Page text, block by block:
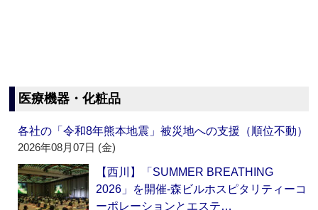
医療機器・化粧品
各社の「令和8年熊本地震」被災地への支援（順位不動）
2026年08月07日 (金)
【西川】「SUMMER BREATHING
2026」を開催‐森ビルホスピタリティーコ
ーポレーションとエステ…